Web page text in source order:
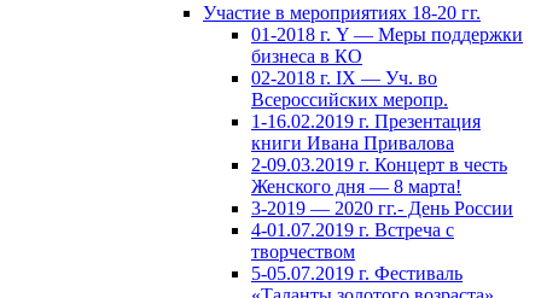
Участие в мероприятиях 18-20 гг.
01-2018 г. Y — Меры поддержки
бизнеса в КО
02-2018 г. IX — Уч. во
Всероссийских меропр.
1-16.02.2019 г. Презентация
книги Ивана Привалова
2-09.03.2019 г. Концерт в честь
Женского дня — 8 марта!
3-2019 — 2020 гг.- День России
4-01.07.2019 г. Встреча с
творчеством
5-05.07.2019 г. Фестиваль